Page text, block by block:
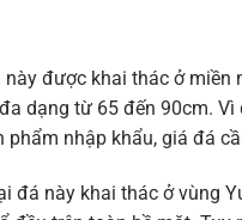
được khai thác ở
dạng từ 65 đến 90cm.
phẩm nhập khẩu, giá đá
đá này khai thác ở vùng